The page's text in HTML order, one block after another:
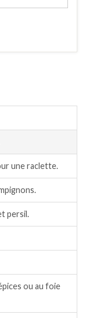
une raclette.
persil.
ou au foie